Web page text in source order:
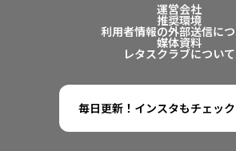
運営会社
推奨環境
利用者情報の外部送信に
媒体資料
レタスクラブについて
毎日更新！インスタもチェック